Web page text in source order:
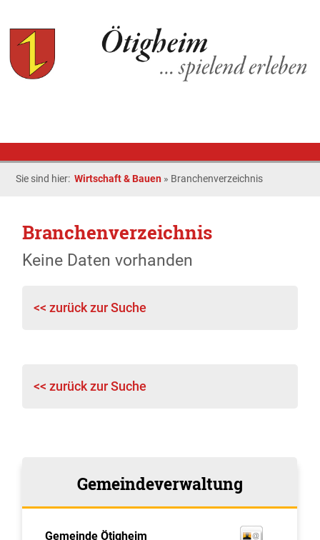
Sie sind hier:Wirtschaft & Bauen » Branchenverzeichnis
Branchenverzeichnis
Keine Daten vorhanden
<< zurück zur Suche
<< zurück zur Suche
Gemeindeverwaltung
Gemeinde Ötigheim